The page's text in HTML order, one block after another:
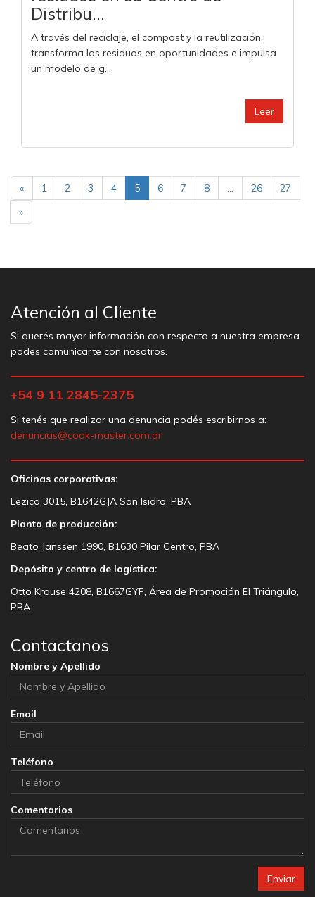
Distribu...
A través del reciclaje, el compost y la reutilización,
transforma los residuos en oportunidades e impulsa
un modelo de g...
Leer
« 1 2 3 4 5 6 7 8 ... 26
27
»
Atención al Cliente
Si querés mayor información con respecto a nuestra empresa
podes comunicarte con nosotros.
+54 9 11 2845-2375
Si tenés que realizar una denuncia podés escribirnos a:
denuncias@cook-master.com.ar
Oficinas corporativas:
Lezica 3015, B1642GJA San Isidro, PBA
Planta de producción:
Beato Janssen 1990, B1630 Pilar Centro, PBA
Depósito y centro de logística:
Otto Krause 4208, B1667GYF, Área de Promoción El Triángulo,
PBA
Contactanos
Nombre y Apellido
Email
Teléfono
Comentarios
Enviar